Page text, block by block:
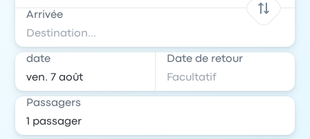
Arrivée
date Date de retour
Passagers